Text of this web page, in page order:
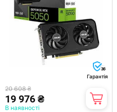
36
Гарантія
20 608 ₴
19 976 ₴
В наявності